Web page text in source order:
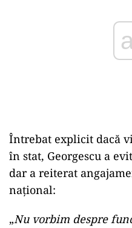
Întrebat explicit dacă
în stat, Georgescu a
dar a reiterat
național:
„Nu vorbim despre